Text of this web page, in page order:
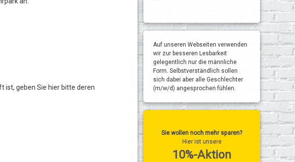
ist, geben Sie hier bitte deren
Auf unseren Webseiten verwenden
wir zur besseren Lesbarkeit
gelegentlich nur die männliche
Form. Selbstverständlich sollen
sich dabei aber alle Geschlechter
(m/w/d) angesprochen fühlen.
Sie wollen noch mehr sparen?
Hier ist unsere
10%-Aktion